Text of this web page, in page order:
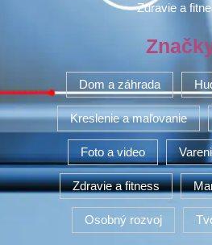
Zdravie a
Dom a záhrada
Kreslenie a maľovanie
Foto a video
Zdravie a fitness
Osobný rozvoj